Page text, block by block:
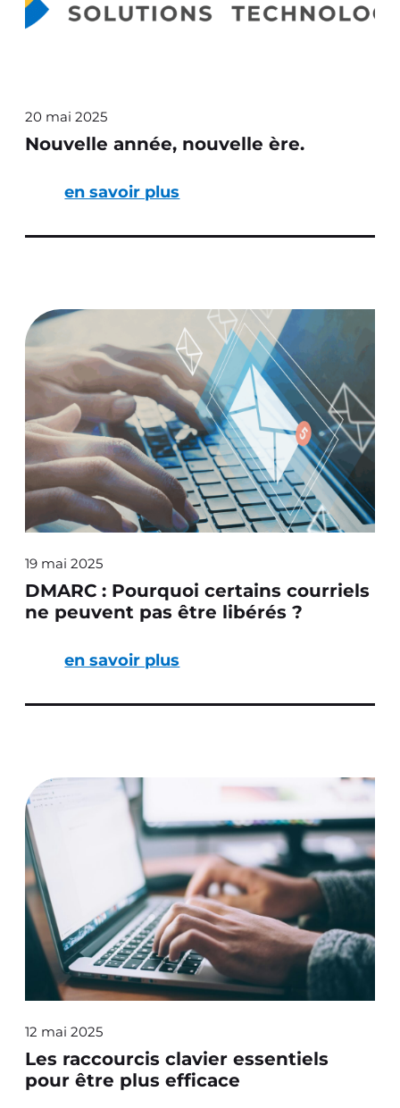
Nouvelle année, nouvelle ère.
20 mai 2025
en savoir plus
DMARC : Pourquoi certains courriels
ne peuvent pas être libérés ?
19 mai 2025
en savoir plus
Les raccourcis clavier essentiels
pour être plus efficace
12 mai 2025